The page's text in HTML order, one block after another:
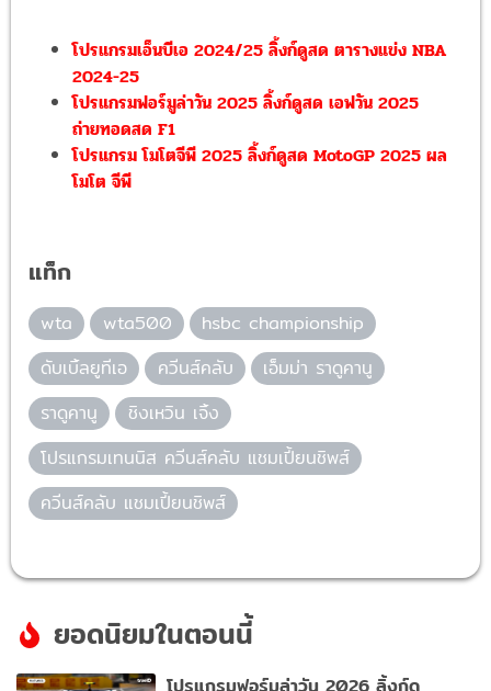
โปรแกรมเอ็นบีเอ 2024/25 ลิ้งก์ดูสด ตารางแข่ง NBA
2024-25
โปรแกรมฟอร์มูล่าวัน 2025 ลิ้งก์ดูสด เอฟวัน 2025
ถ่ายทอดสด F1
โปรแกรม โมโตจีพี 2025 ลิ้งก์ดูสด MotoGP 2025 ผล
โมโต จีพี
แท็ก
wta wta500
hsbc championship
ดับเบิ้ลยูทีเอ
ควีนส์คลับ
เอ็มม่า ราดูคานู
ราดูคานู
ชิงเหวิน เจิ้ง
โปรแกรมเทนนิส ควีนส์คลับ แชมเปี้ยนชิพส์
ควีนส์คลับ แชมเปี้ยนชิพส์
ยอดนิยมในตอนนี้